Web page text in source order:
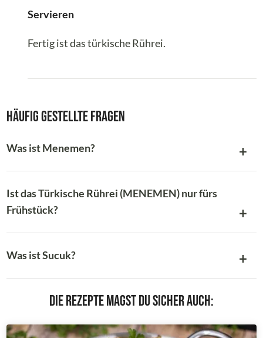
Servieren
Fertig ist das türkische Rührei.
Häufig gestellte Fragen
Was ist Menemen?
Ist das Türkische Rührei (MENEMEN) nur fürs
Frühstück?
Was ist Sucuk?
Die Rezepte magst du sicher auch: